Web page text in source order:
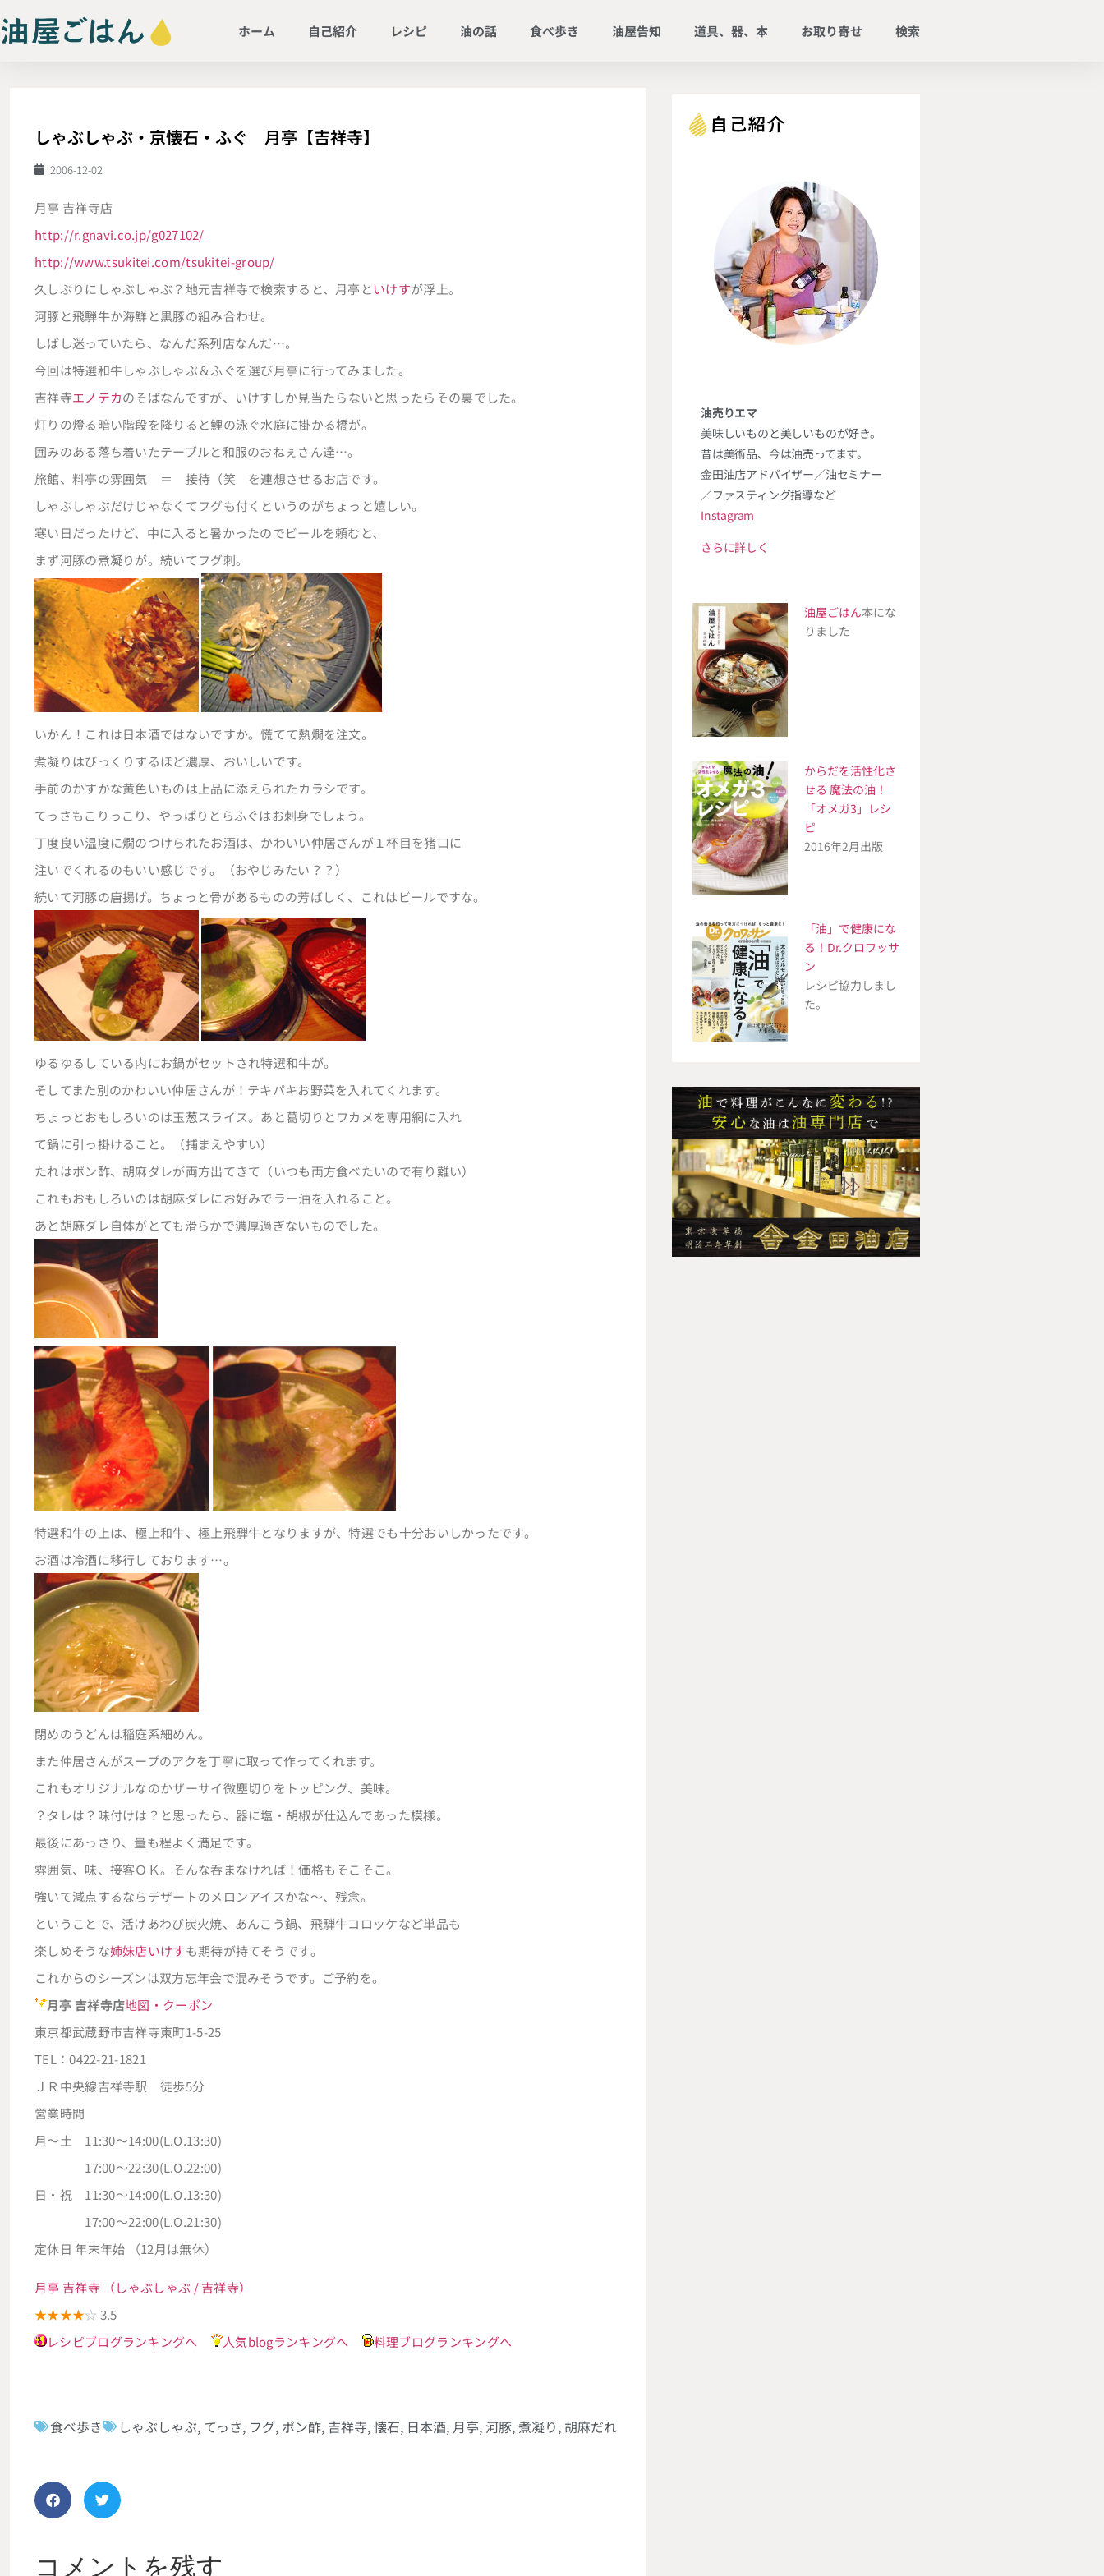
ホーム 自己紹介 レシピ 油の話 食べ歩き 油屋告知 道具、器、本 お取り寄せ 検索
しゃぶしゃぶ・京懐石・ふぐ 月亭【吉祥寺】
2006-12-02
月亭 吉祥寺店
http://r.gnavi.co.jp/g027102/
http://www.tsukitei.com/tsukitei-group/
久しぶりにしゃぶしゃぶ？地元吉祥寺で検索すると、月亭と いけすが浮上。
河豚と飛騨牛か海鮮と黒豚の組み合わせ。
しばし迷っていたら、なんだ系列店なんだ…。
今回は特選和牛しゃぶしゃぶ＆ふぐを選び月亭に行ってみました。
吉祥寺エノテカのそばなんですが、いけすしか見当たらないと思ったらその裏でした。
灯りの燈る暗い階段を降りると鯉の泳ぐ水庭に掛かる橋が。
囲みのある落ち着いたテーブルと和服のおねぇさん達…。
旅館、料亭の雰囲気 ＝ 接待（笑 を連想させるお店です。
しゃぶしゃぶだけじゃなくてフグも付くというのがちょっと嬉しい。
寒い日だったけど、中に入ると暑かったのでビールを頼むと、
まず河豚の煮凝りが。続いてフグ刺。
いかん！これは日本酒ではないですか。慌てて熱燗を注文。
煮凝りはびっくりするほど濃厚、おいしいです。
手前のかすかな黄色いものは上品に添えられたカラシです。
てっさもこりっこり、やっぱりとらふぐはお刺身でしょう。
丁度良い温度に燗のつけられたお酒は、かわいい仲居さんが１杯目を猪口に
注いでくれるのもいい感じです。（おやじみたい？？）
続いて河豚の唐揚げ。ちょっと骨があるものの芳ばしく、これはビールですな。
ゆるゆるしている内にお鍋がセットされ特選和牛が。
そしてまた別のかわいい仲居さんが！テキパキお野菜を入れてくれます。
ちょっとおもしろいのは玉葱スライス。あと葛切りとワカメを専用網に入れ
て鍋に引っ掛けること。（捕まえやすい）
たれはポン酢、胡麻ダレが両方出てきて（いつも両方食べたいので有り難い）
これもおもしろいのは胡麻ダレにお好みでラー油を入れること。
あと胡麻ダレ自体がとても滑らかで濃厚過ぎないものでした。
特選和牛の上は、極上和牛、極上飛騨牛となりますが、特選でも十分おいしかったです。
お酒は冷酒に移行しております…。
閉めのうどんは稲庭系細めん。
また仲居さんがスープのアクを丁寧に取って作ってくれます。
これもオリジナルなのかザーサイ微塵切りをトッピング、美味。
？タレは？味付けは？と思ったら、器に塩・胡椒が仕込んであった模様。
最後にあっさり、量も程よく満足です。
雰囲気、味、接客ＯＫ。そんな呑まなければ！価格もそこそこ。
強いて減点するならデザートのメロンアイスかな～、残念。
ということで、活けあわび炭火焼、あんこう鍋、飛騨牛コロッケなど単品も
楽しめそうな姉妹店いけすも期待が持てそうです。
これからのシーズンは双方忘年会で混みそうです。ご予約を。
月亭 吉祥寺店地図・クーポン
東京都武蔵野市吉祥寺東町1-5-25
TEL：0422-21-1821
ＪＲ中央線吉祥寺駅 徒歩5分
営業時間
月～土 11:30～14:00(L.O.13:30)
17:00～22:30(L.O.22:00)
日・祝 11:30～14:00(L.O.13:30)
17:00～22:00(L.O.21:30)
定休日 年末年始 （12月は無休）
月亭 吉祥寺 （しゃぶしゃぶ / 吉祥寺）
★★★★☆ 3.5
レシピブログランキングへ
人気blogランキングへ 料理ブログランキングへ
食べ歩き しゃぶしゃぶ, てっさ, フグ, ポン酢, 吉祥寺,懐石, 日本酒, 月亭,河豚,煮凝り, 胡麻だれ
コメントを残す
油売りエマ
美味しいものと美しいものが好き。
昔は美術品、今は油売ってます。
金田油店アドバイザー／油セミナー
／ファスティング指導など
Instagram
さらに詳しく
油屋ごはん本にな
りました
からだを活性化さ
せる 魔法の油！
「オメガ3」レシ
ピ
2016年2月出版
「油」で健康にな
る！Dr.クロワッサ
ン
レシピ協力しまし
た。